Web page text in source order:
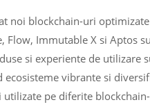
noi blockchain-uri
Flow, Immutable X si Aptos
si experiente de utilizare
vibrante si
pe diferite